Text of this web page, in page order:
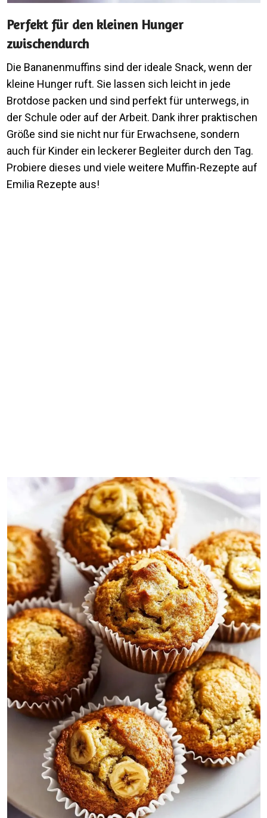
Perfekt für den kleinen Hunger
zwischendurch
Die Bananenmuffins sind der ideale Snack, wenn der
kleine Hunger ruft. Sie lassen sich leicht in jede
Brotdose packen und sind perfekt für unterwegs, in
der Schule oder auf der Arbeit. Dank ihrer praktischen
Größe sind sie nicht nur für Erwachsene, sondern
auch für Kinder ein leckerer Begleiter durch den Tag.
Probiere dieses und viele weitere Muffin-Rezepte auf
Emilia Rezepte aus!